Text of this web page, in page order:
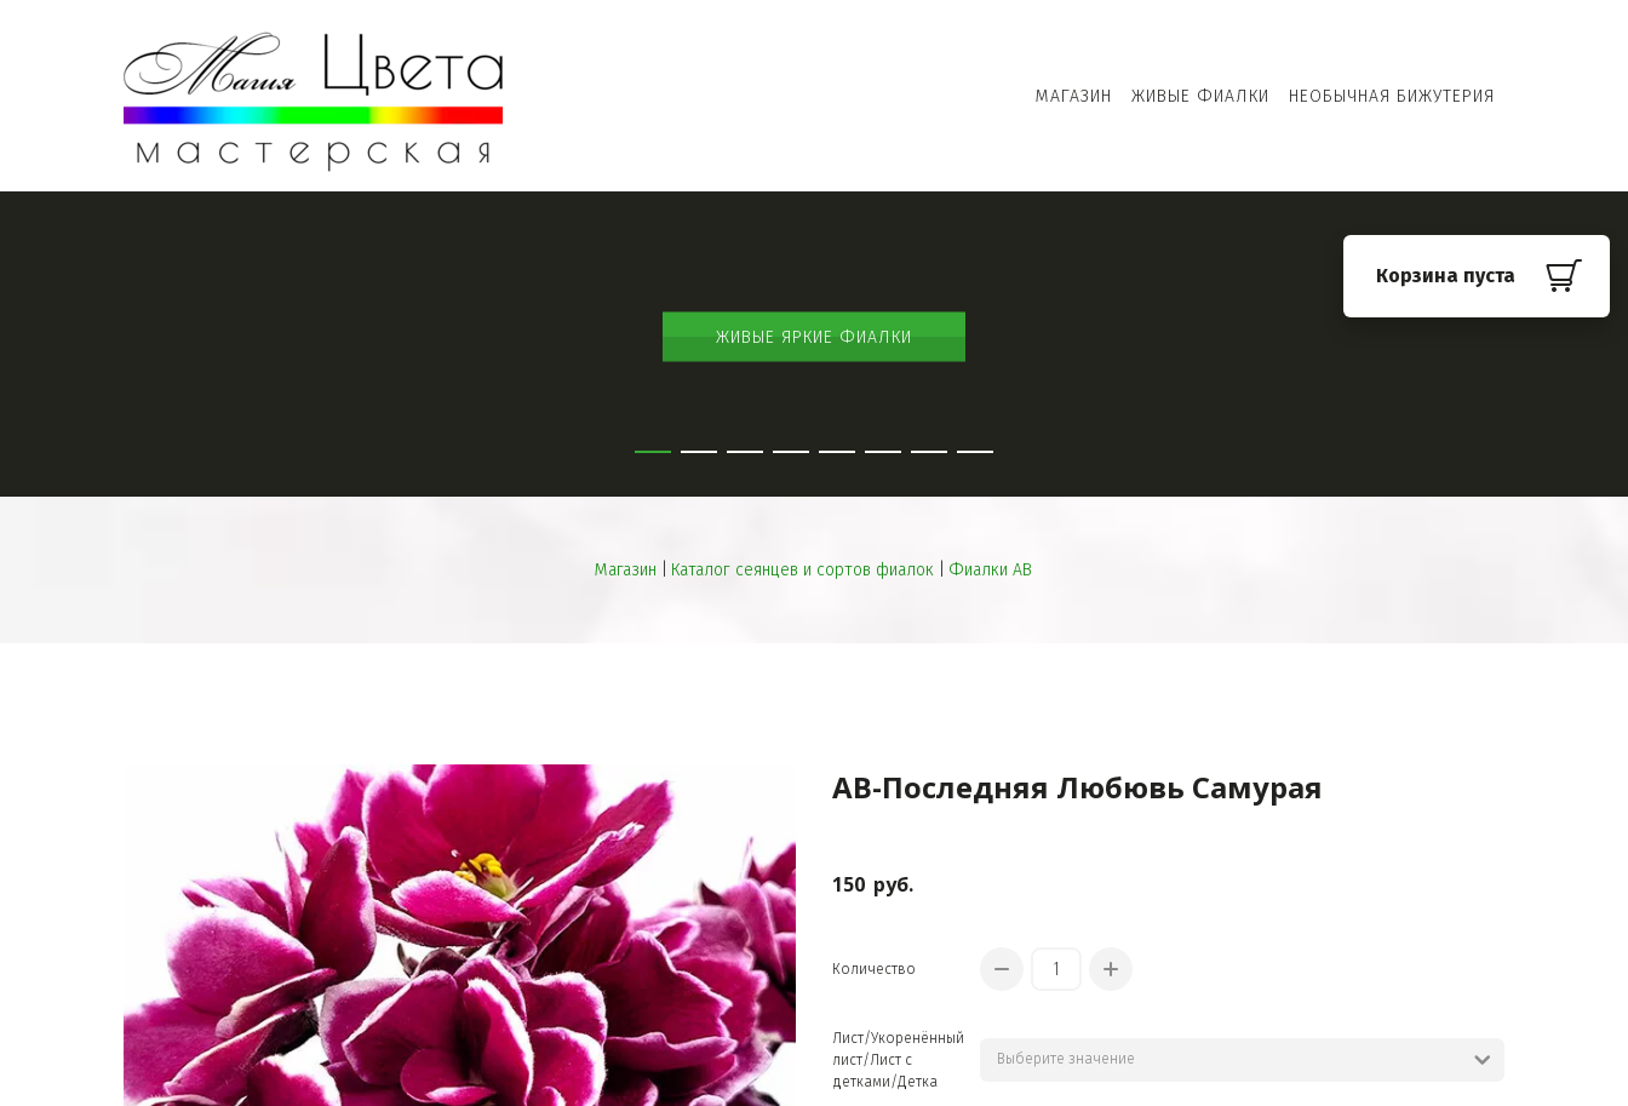
МАГАЗИН ЖИВЫЕ ФИАЛКИ НЕОБЫЧНАЯ БИЖУТЕРИЯ
ЖИВЫЕ ЯРКИЕ ФИАЛКИ
Магазин Каталог сеянцев и сортов фиалок | Фиалки АВ
АВ-Последняя Любювь Самурая
150 руб.
Количество
Лист/Укоренённый
лист/Лист с
детками/Детка
Корзина пуста